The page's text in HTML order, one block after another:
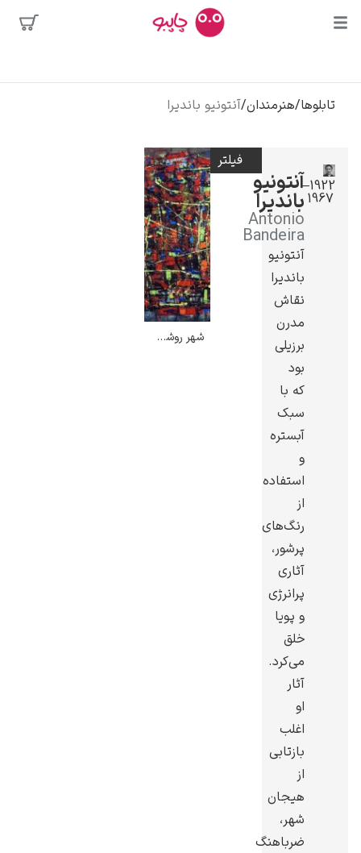
جستجوها
پیکاسو
سالوادور دالی
فریدا کالوا
محبوب‌ترین
هنرمندان
کلود مونه
ونسان ون گوگ
تابلوها/هنرمندان/آنتونیو باندیرا
1922–
1967
آنتونیو
باندیرا
Antonio
Bandeira
آنتونیو
باندیرا
نقاش
مدرن
برزیلی
بود
که با
سبک
آبستره
و
استفاده
از
رنگ‌های
پرشور،
آثارى
پرانرژی
و پویا
خلق
می‌کرد.
آثار
او
اغلب
بازتابی
از
هیجان
شهر،
ضرباهنگ
فیلتر
شهر روشن – آنتونیو باندیرا